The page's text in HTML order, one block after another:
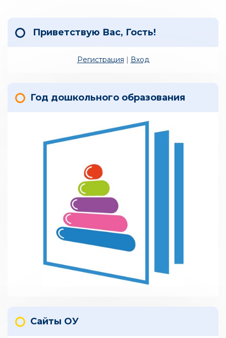
Приветствую Вас, Гость!
Регистрация | Вход
Год дошкольного образования
Сайты ОУ